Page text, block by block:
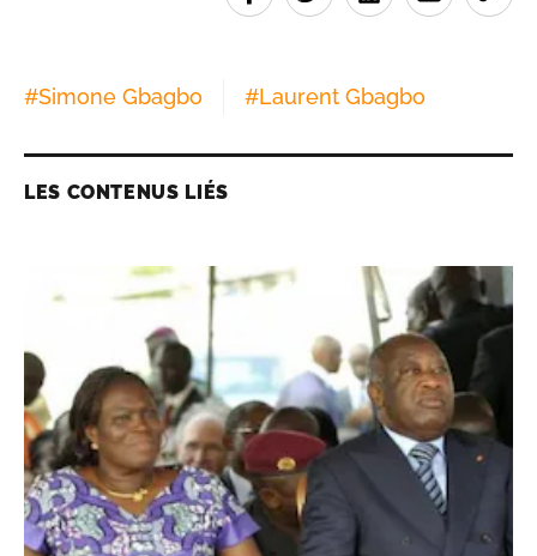
#Simone Gbagbo #Laurent Gbagbo
LES CONTENUS LIÉS